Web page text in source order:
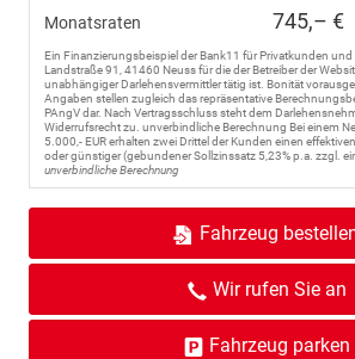
Monatsraten 745,– €
Ein Finanzierungsbeispiel der Bank11 für Privatkunden
Landstraße 91, 41460 Neuss für die der Betreiber der
unabhängiger Darlehensvermittler tätig ist. Bonität
Angaben stellen zugleich das repräsentative
PAngV dar. Nach Vertragsschluss steht dem
Widerrufsrecht zu. unverbindliche Berechnung Bei einem
5.000,- EUR erhalten zwei Drittel der Kunden einen
oder günstiger (gebundener Sollzinssatz 5,23% p.a. zzgl.
unverbindliche Berechnung
Fahrzeug
Wir rufen Sie an
Fahrzeug parken